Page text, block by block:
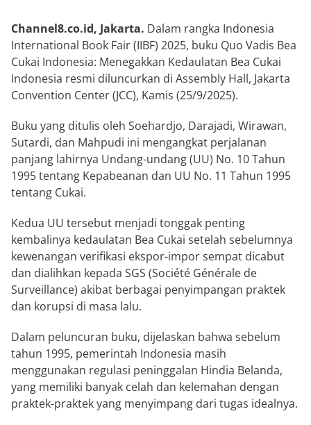
Channel8.co.id, Jakarta. Dalam rangka Indonesia
International Book Fair (IIBF) 2025, buku Quo Vadis Bea
Cukai Indonesia: Menegakkan Kedaulatan Bea Cukai
Indonesia resmi diluncurkan di Assembly Hall, Jakarta
Convention Center (JCC), Kamis (25/9/2025).
Buku yang ditulis oleh Soehardjo, Darajadi, Wirawan,
Sutardi, dan Mahpudi ini mengangkat perjalanan
panjang lahirnya Undang-undang (UU) No. 10 Tahun
1995 tentang Kepabeanan dan UU No. 11 Tahun 1995
tentang Cukai.
Kedua UU tersebut menjadi tonggak penting
kembalinya kedaulatan Bea Cukai setelah sebelumnya
kewenangan verifikasi ekspor-impor sempat dicabut
dan dialihkan kepada SGS (Société Générale de
Surveillance) akibat berbagai penyimpangan praktek
dan korupsi di masa lalu.
Dalam peluncuran buku, dijelaskan bahwa sebelum
tahun 1995, pemerintah Indonesia masih
menggunakan regulasi peninggalan Hindia Belanda,
yang memiliki banyak celah dan kelemahan dengan
praktek-praktek yang menyimpang dari tugas idealnya.